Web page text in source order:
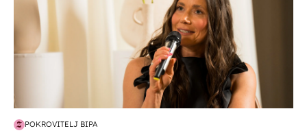
POKROVITELJ BIPA